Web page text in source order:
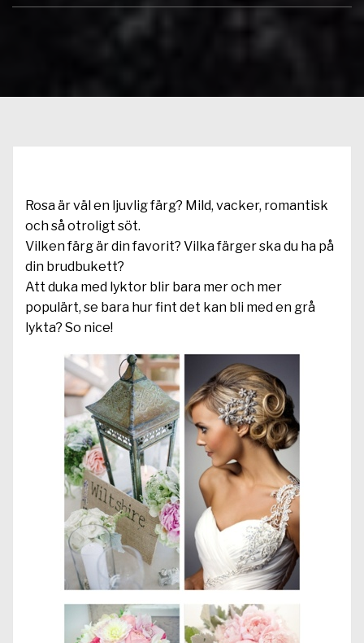
Rosa är väl en ljuvlig färg? Mild, vacker, romantisk
och så otroligt söt.
Vilken färg är din favorit? Vilka färger ska du ha på
din brudbukett?
Att duka med lyktor blir bara mer och mer
populärt, se bara hur fint det kan bli med en grå
lykta? So nice!